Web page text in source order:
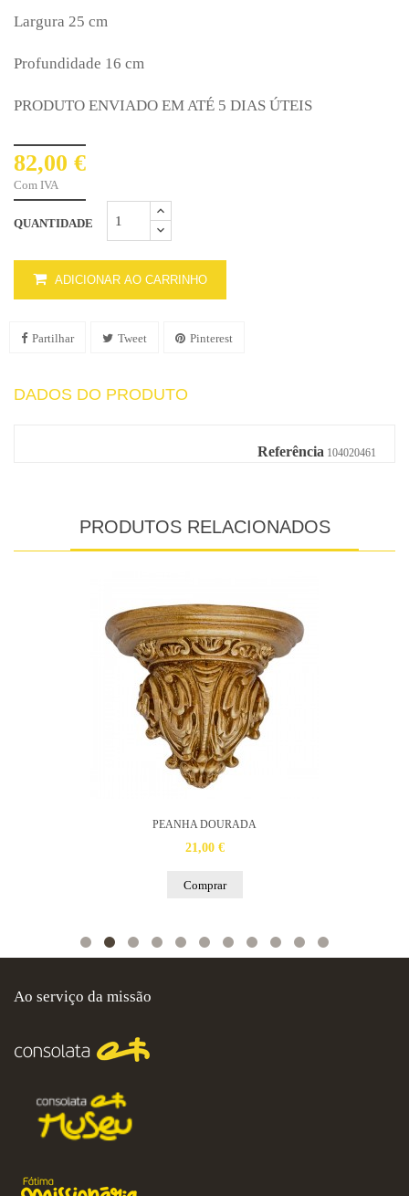
Largura 25 cm
Profundidade 16 cm
PRODUTO ENVIADO EM ATÉ 5 DIAS ÚTEIS
82,00 €
Com IVA
QUANTIDADE
ADICIONAR AO CARRINHO
Partilhar Tweet Pinterest
DADOS DO PRODUTO
Referência 104020461
PRODUTOS RELACIONADOS
PEANHA DOURADA
21,00 €
Comprar
Ao serviço da missão